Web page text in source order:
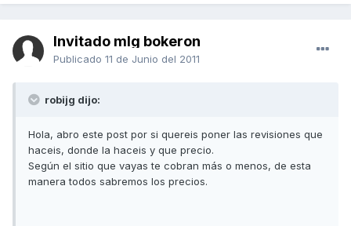
Invitado mlg bokeron
Publicado 11 de Junio del 2011
robijg dijo:
Hola, abro este post por si quereis poner las revisiones que
haceis, donde la haceis y que precio.
Según el sitio que vayas te cobran más o menos, de esta
manera todos sabremos los precios.